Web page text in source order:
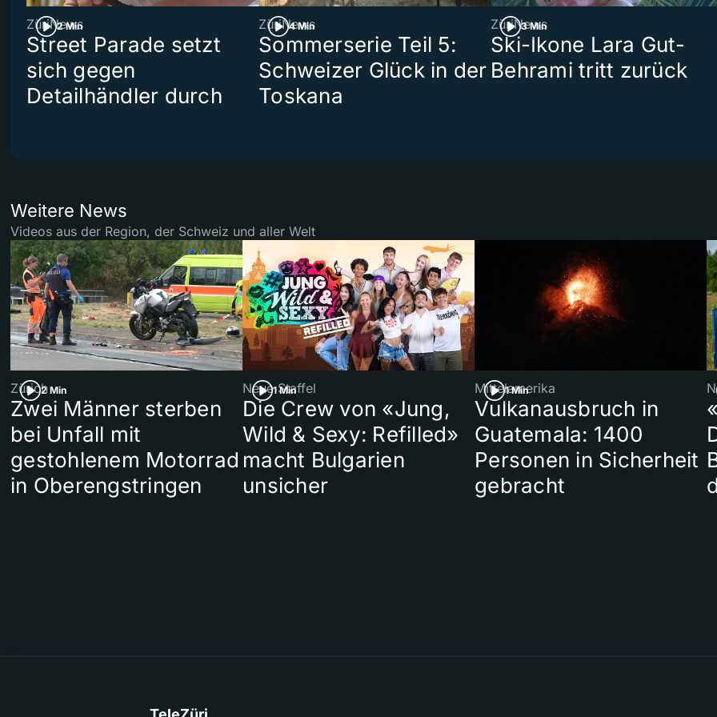
2 Min
ZüriNews
Street Parade setzt
sich gegen
Detailhändler durch
4 Min
ZüriNews
Sommerserie Teil 5:
Schweizer Glück in der
Toskana
3 Min
ZüriNews
Ski-Ikone Lara Gut-
Behrami tritt zurück
Weitere News
Videos aus der Region, der Schweiz und aller Welt
2 Min
Zürich
Zwei Männer sterben
bei Unfall mit
gestohlenem Motorrad
in Oberengstringen
1 Min
Neue Staffel
Die Crew von «Jung,
Wild & Sexy: Refilled»
macht Bulgarien
unsicher
1 Min
Mittelamerika
Vulkanausbruch in
Guatemala: 1400
Personen in Sicherheit
gebracht